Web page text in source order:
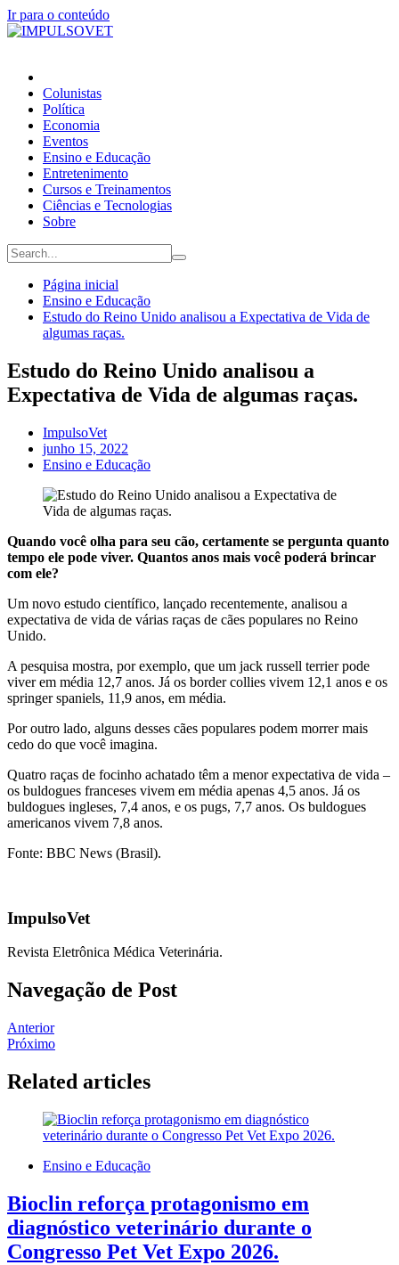
Ir para o conteúdo
Colunistas
Política
Economia
Eventos
Ensino e Educação
Entretenimento
Cursos e Treinamentos
Ciências e Tecnologias
Sobre
Página inicial
Ensino e Educação
Estudo do Reino Unido analisou a Expectativa de Vida de
algumas raças.
Estudo do Reino Unido analisou a
Expectativa de Vida de algumas raças.
ImpulsoVet
junho 15, 2022
Ensino e Educação
Quando você olha para seu cão, certamente se pergunta quanto
tempo ele pode viver. Quantos anos mais você poderá brincar
com ele?
Um novo estudo científico, lançado recentemente, analisou a
expectativa de vida de várias raças de cães populares no Reino
Unido.
A pesquisa mostra, por exemplo, que um jack russell terrier pode
viver em média 12,7 anos. Já os border collies vivem 12,1 anos e os
springer spaniels, 11,9 anos, em média.
Por outro lado, alguns desses cães populares podem morrer mais
cedo do que você imagina.
Quatro raças de focinho achatado têm a menor expectativa de vida –
os buldogues franceses vivem em média apenas 4,5 anos. Já os
buldogues ingleses, 7,4 anos, e os pugs, 7,7 anos. Os buldogues
americanos vivem 7,8 anos.
Fonte: BBC News (Brasil).
ImpulsoVet
Revista Eletrônica Médica Veterinária.
Navegação de Post
Anterior
Próximo
Related articles
Ensino e Educação
Bioclin reforça protagonismo em
diagnóstico veterinário durante o
Congresso Pet Vet Expo 2026.